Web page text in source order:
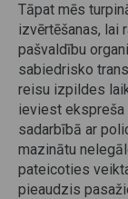
Tāpat mēs
izvērtēšanas, lai
pašvaldību
sabiedrisko
reisu izpildes
ieviest ekspreša
sadarbībā ar
mazinātu
pateicoties
pieaudzis